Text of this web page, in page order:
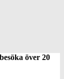
över 20